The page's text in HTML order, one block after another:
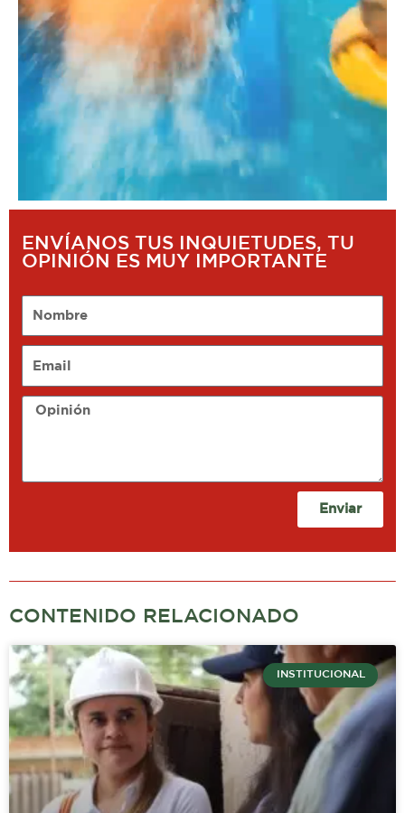
ENVÍANOS TUS INQUIETUDES, TU
OPINIÓN ES MUY IMPORTANTE
Opinión
Enviar
CONTENIDO RELACIONADO
INSTITUCIONAL